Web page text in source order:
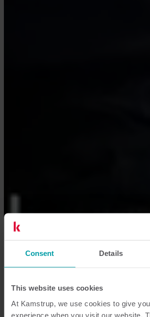
Consent Details
This website uses cookies
At Kamstrup, we use cookies to give
experience when you visit our website.